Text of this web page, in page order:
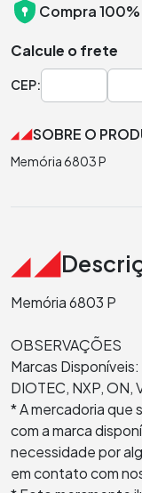
Compra
Calcule o frete
CEP:
SOBRE O
Memória 6803 P
Memória 6803 P
OBSERVAÇÕES
Marcas Disponíveis:
DIOTEC, NXP, ON,
* A mercadoria que
com a marca
necessidade por
em contato com